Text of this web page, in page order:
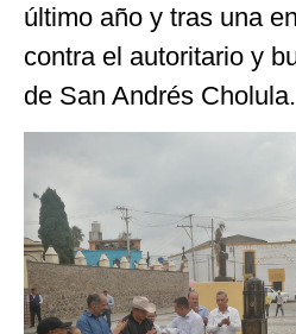
último año y tras una
contra el autoritario y
de San Andrés Cholula.